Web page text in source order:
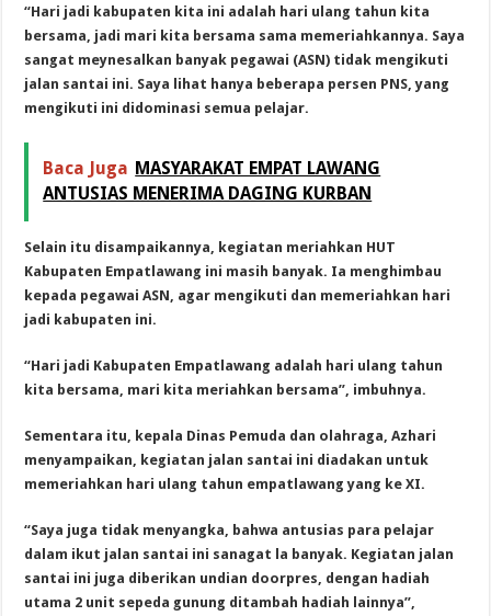
“Hari jadi kabupaten kita ini adalah hari ulang tahun kita
bersama, jadi mari kita bersama sama memeriahkannya. Saya
sangat meynesalkan banyak pegawai (ASN) tidak mengikuti
jalan santai ini. Saya lihat hanya beberapa persen PNS, yang
mengikuti ini didominasi semua pelajar.
Baca Juga MASYARAKAT EMPAT LAWANG
ANTUSIAS MENERIMA DAGING KURBAN
Selain itu disampaikannya, kegiatan meriahkan HUT
Kabupaten Empatlawang ini masih banyak. Ia menghimbau
kepada pegawai ASN, agar mengikuti dan memeriahkan hari
jadi kabupaten ini.
“Hari jadi Kabupaten Empatlawang adalah hari ulang tahun
kita bersama, mari kita meriahkan bersama”, imbuhnya.
Sementara itu, kepala Dinas Pemuda dan olahraga, Azhari
menyampaikan, kegiatan jalan santai ini diadakan untuk
memeriahkan hari ulang tahun empatlawang yang ke XI.
“Saya juga tidak menyangka, bahwa antusias para pelajar
dalam ikut jalan santai ini sanagat la banyak. Kegiatan jalan
santai ini juga diberikan undian doorpres, dengan hadiah
utama 2 unit sepeda gunung ditambah hadiah lainnya”,